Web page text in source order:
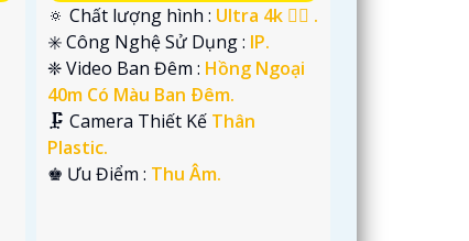
🔅 Chất lượng hình : Ultra 4k 👍🏾 .
✳️ Công Nghệ Sử Dụng : IP.
❈ Video Ban Đêm : Hồng Ngoại
40m Có Màu Ban Ðêm.
🗜️ Camera Thiết Kế Thân
Plastic.
️♚ Ưu Điểm : Thu Âm.